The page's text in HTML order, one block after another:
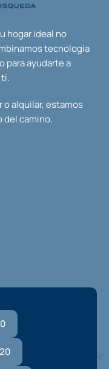
hogar ideal no
tecnología
para ayudarte a
o alquilar, estamos
del camino.